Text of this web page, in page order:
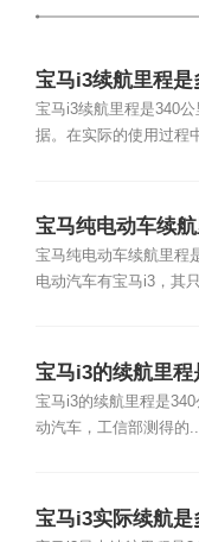
宝马i3续航里程是
宝马i3续航里程是340
据。在实际的使用过程
宝马纯电动车续
宝马纯电动车续航里程
电动汽车有宝马i3，其
宝马i3的续航里程
宝马i3的续航里程是
动汽车，工信部测得的
宝马i3实际续航是